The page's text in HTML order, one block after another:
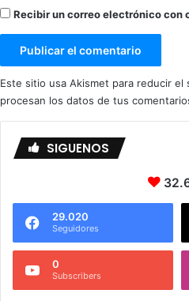
Recibir un correo electrónico con
Este sitio usa Akismet para reducir el
procesan los datos de tus
SIGUENOS
29.020
Seguidores
0
Subscribers